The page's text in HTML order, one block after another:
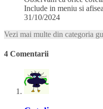
Include in meniu si
31/10/2024
Vezi mai multe din categoria
4 Comentarii